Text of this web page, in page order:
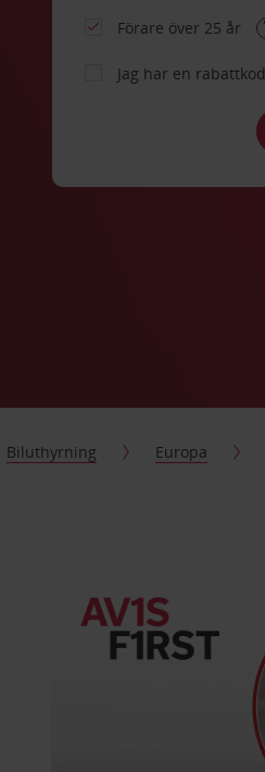
Förare över 25 år
Jag har en rabattkod
Biluthyrning Europa